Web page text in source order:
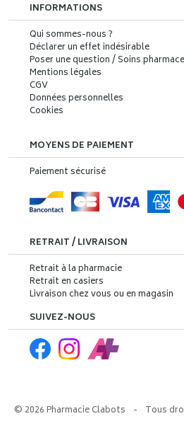
INFORMATIONS
Qui sommes-nous ?
Déclarer un effet indésirable
Poser une question / Soins
Mentions légales
CGV
Données personnelles
Cookies
MOYENS DE PAIEMENT
Paiement sécurisé
RETRAIT / LIVRAISON
Retrait à la pharmacie
Retrait en casiers
Livraison chez vous ou en magasin
SUIVEZ-NOUS
© 2026 Pharmacie Clabots - Tous